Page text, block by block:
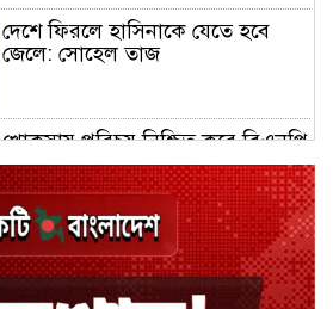
দেশে ফিরলে হাসিনাকে যেতে হবে
জেলে: সোহেল তাজ
খোকসায় পরিচয় নিশ্চিত করে বিএনপি
নেতার ওপর হামলা
শেখ পরিবারের সবাই নিরাপদে বাইরে,
কারাগারে দলের কর্মীরা